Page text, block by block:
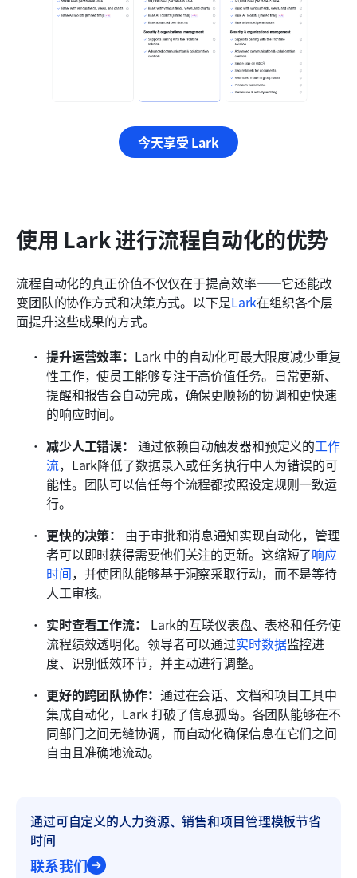
今天享受 Lark
使用 Lark 进行流程自动化的优势
流程自动化的真正价值不仅仅在于提高效率——它还能改
变团队的协作方式和决策方式。以下是Lark在组织各个层
面提升这些成果的方式。
提升运营效率： Lark 中的自动化可最大限度减少重复
性工作，使员工能够专注于高价值任务。日常更新、
提醒和报告会自动完成，确保更顺畅的协调和更快速
的响应时间。
减少人工错误： 通过依赖自动触发器和预定义的工作
流，Lark降低了数据录入或任务执行中人为错误的可
能性。团队可以信任每个流程都按照设定规则一致运
行。
更快的决策：
由于审批和消息通知实现自动化，管理
者可以即时获得需要他们关注的更新。这缩短了响应
时间，并使团队能够基于洞察采取行动，而不是等待
人工审核。
实时查看工作流：
Lark的互联仪表盘、表格和任务使
流程绩效透明化。领导者可以通过实时数据监控进
度、识别低效环节，并主动进行调整。
更好的跨团队协作： 通过在会话、文档和项目工具中
集成自动化，Lark 打破了信息孤岛。各团队能够在不
同部门之间无缝协调，而自动化确保信息在它们之间
自由且准确地流动。
通过可自定义的人力资源、销售和项目管理模板节省
时间
联系我们